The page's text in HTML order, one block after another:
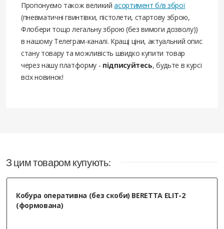
Пропонуємо також великийасортимент б/в зброї
(пневматичні гвинтівки, пістолети, стартову зброю,
Флобери тощо легальну зброю (без вимоги дозволу))
в нашому Телеграм-каналі. Кращі ціни, актуальний опис
стану товару та можливість швидко купити товар
через нашу платформу - підписуйтесь, будьте в курсі
всіх новинок!
З цим товаром купують:
Кобура оперативна (без скоби) BERETTA ELIT-2
(формована)